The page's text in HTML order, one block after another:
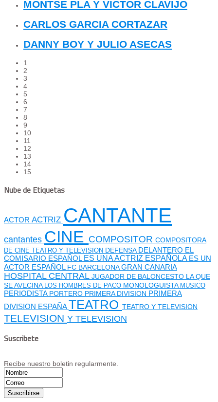
MONTSE PLA Y VICTOR CLAVIJO
CARLOS GARCIA CORTAZAR
DANNY BOY Y JULIO ASECAS
1
2
3
4
5
6
7
8
9
10
11
12
13
14
15
Nube de Etiquetas
ACTOR ACTRIZ CANTANTE
cantantes CINE COMPOSITOR COMPOSITORA
DE CINE TEATRO Y TELEVISION DEFENSA DELANTERO EL
COMISARIO ESPAÑOL ES UNA ACTRIZ ESPAÑOLA ES UN
ACTOR ESPAÑOL FC BARCELONAGRAN CANARIA
HOSPITAL CENTRAL JUGADOR DE BALONCESTO LA QUE
SE AVECINA LOS HOMBRES DE PACO MONOLOGUISTA MUSICO
PERIODISTA PORTERO PRIMERA DIVISION PRIMERA
DIVISION ESPAÑATEATRO TEATRO Y TELEVISION
TELEVISION Y TELEVISION
Suscribete
Recibe nuestro boletin regularmente.